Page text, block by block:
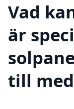
Vad
är
till